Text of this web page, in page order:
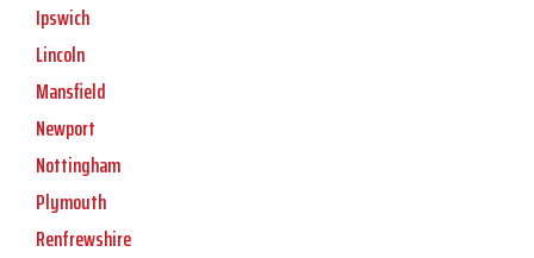
Ipswich
Lincoln
Mansfield
Newport
Nottingham
Plymouth
Renfrewshire